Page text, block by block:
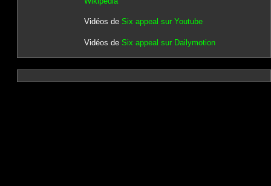
Vidéos de Six appeal sur Youtube
Vidéos de Six appeal sur Dailymotion